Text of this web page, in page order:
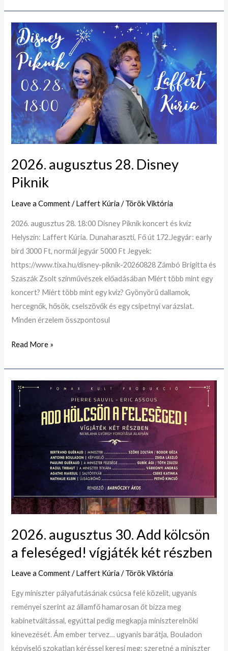
2026. augusztus 28. Disney
Piknik
Leave a Comment /Laffert Kúria /Török Viktória
2026. augusztus 28. 18:00 Disney Piknik koncert és kvíz
Helyszín: Laffert Kúria. Dunaharaszti, Fő út 172.Jegyár: early
bird 3000 Ft, normál jegyár 5000 Ft Jegyek:
https://www.tixa.hu/disney-piknik-20260828 Zámbó Brigitta és
Szaszák Zsolt színművészek előadásában Miért több mint egy
koncert? Miért több mint egy kvíz? Gyönyörű dallamok,
hercegnők, hősök, cselszövők és egy csipetnyi varázslat.
Minden érzelem összpontosul
2026.
augusztus
28.
Disney
Piknik
Read More »
2026. augusztus 30. Add kölcsön
a feleséged! vígjáték két részben
Leave a Comment /Laffert Kúria /Török Viktória
Egy miniszter pályafutásának csúcsa felé közelít, ugyanis
reményei szerint az államfő hamarosan őt bízza meg
kabinetváltással, egyúttal pedig megkapja miniszterelnöki
kinevezését. Ám ember tervez… ugyanis barátja, Bouladon
képviselő szokatlan kéréssel keresi meg: szeretné a miniszter
2026.
30.
két
részben